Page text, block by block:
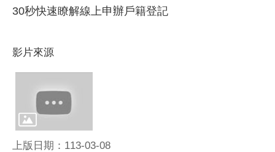
30秒快速瞭解線上申辦戶籍登記
影片來源
上版日期：113-03-08